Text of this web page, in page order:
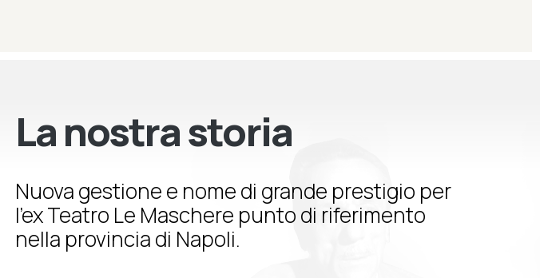
La nostra storia
Nuova gestione e nome di grande prestigio per
l’ex Teatro Le Maschere punto di riferimento
nella provincia di Napoli.